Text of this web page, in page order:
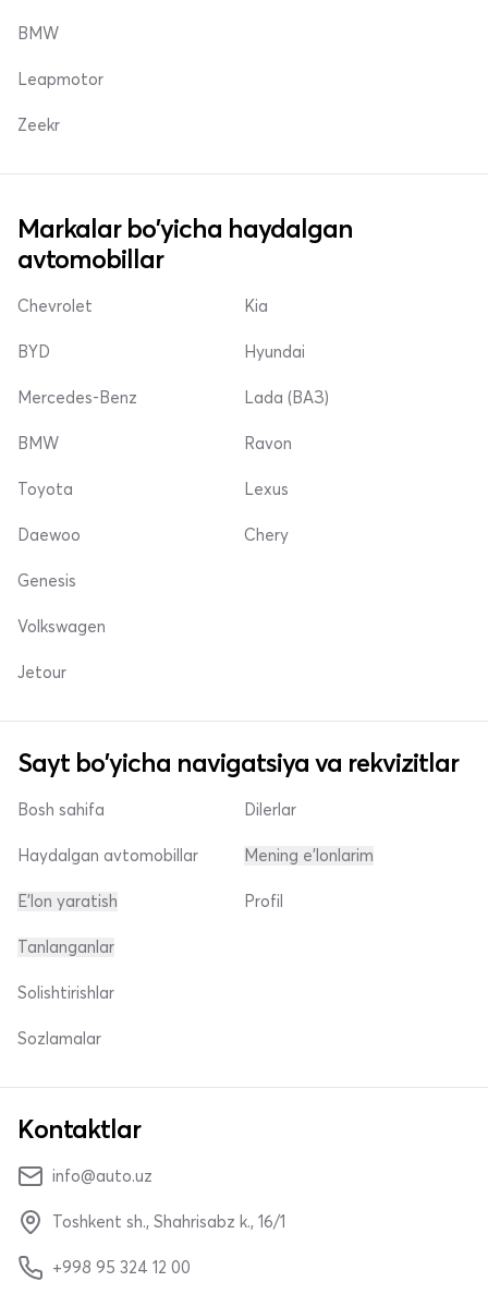
BMW
Leapmotor
Zeekr
Markalar bo'yicha haydalgan
avtomobillar
Chevrolet
BYD
Mercedes-Benz
Kia
Hyundai
Lada (ВАЗ)
BMW
Toyota
Daewoo
Ravon
Lexus
Chery
Genesis
Volkswagen
Jetour
Sayt bo'yicha navigatsiya va rekvizitlar
Bosh sahifa
Haydalgan avtomobillar
E'lon yaratish
Dilerlar
Mening e'lonlarim
Profil
Tanlanganlar
Solishtirishlar
Sozlamalar
Kontaktlar
info@auto.uz
Toshkent sh., Shahrisabz k., 16/1
+998 95 324 12 00